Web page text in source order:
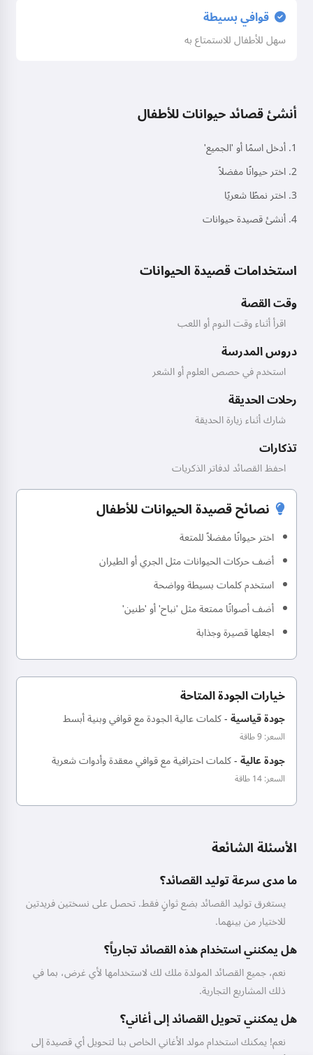
قوافي بسيطة
سهل للأطفال للاستمتاع به
أنشئ قصائد حيوانات للأطفال
أدخل اسمًا أو 'الجميع'
اختر حيوانًا مفضلاً
اختر نمطًا شعريًا
أنشئ قصيدة حيوانات
استخدامات قصيدة الحيوانات
وقت القصة
اقرأ أثناء وقت النوم أو اللعب
دروس المدرسة
استخدم في حصص العلوم أو الشعر
رحلات الحديقة
شارك أثناء زيارة الحديقة
تذكارات
احفظ القصائد لدفاتر الذكريات
نصائح قصيدة الحيوانات للأطفال
اختر حيوانًا مفضلاً للمتعة
أضف حركات الحيوانات مثل الجري أو الطيران
استخدم كلمات بسيطة وواضحة
أضف أصواتًا ممتعة مثل 'نباح' أو 'طنين'
اجعلها قصيرة وجذابة
خيارات الجودة المتاحة
جودة قياسية-كلمات عالية الجودة مع قوافي وبنية أبسط
السعر: 9 طاقة
جودة عالية-كلمات احترافية مع قوافي معقدة وأدوات شعرية
السعر: 14 طاقة
الأسئلة الشائعة
ما مدى سرعة توليد القصائد؟
يستغرق توليد القصائد بضع ثوانٍ فقط. تحصل على نسختين فريدتين
للاختيار من بينهما.
هل يمكنني استخدام هذه القصائد تجارياً؟
نعم، جميع القصائد المولدة ملك لك لاستخدامها لأي غرض، بما في
ذلك المشاريع التجارية.
هل يمكنني تحويل القصائد إلى أغاني؟
نعم! يمكنك استخدام مولد الأغاني الخاص بنا لتحويل أي قصيدة إلى